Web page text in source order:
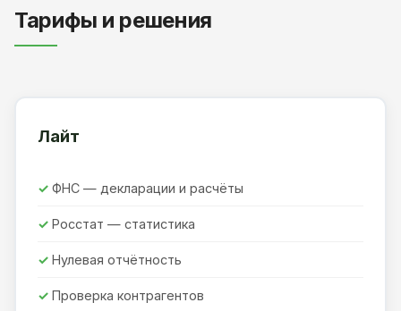
Тарифы и решения
Лайт
ФНС — декларации и расчёты
Росстат — статистика
Нулевая отчётность
Проверка контрагентов